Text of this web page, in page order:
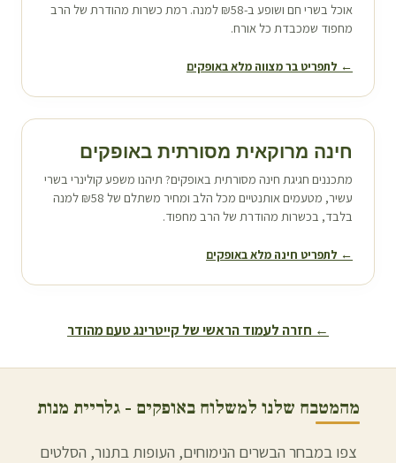
אוכל בשרי חם ושופע ב-₪58 למנה. רמת כשרות מהודרת של הרב
מחפוד שמכבדת כל אורח.
← לתפריט בר מצווה מלא באופקים
חינה מרוקאית מסורתית באופקים
מתכננים חגיגת חינה מסורתית באופקים? תיהנו משפע קולינרי בשרי
עשיר, מטעמים אותנטיים מכל הלב ומחיר משתלם של ₪58 למנה
בלבד, בכשרות מהודרת של הרב מחפוד.
← לתפריט חינה מלא באופקים
← חזרה לעמוד הראשי של קייטרינג טעם מהודר
מהמטבח שלנו למשלוח באופקים - גלריית מנות
צפו במבחר הבשרים הנימוחים, העופות בתנור, הסלטים